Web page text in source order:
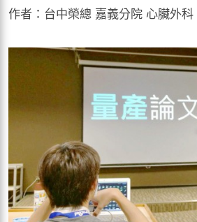
作者：台中榮總 嘉義分院 心臟外